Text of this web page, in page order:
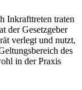
Inkrafttreten traten
der Gesetzgeber
verlegt und nutzt,
des
in der Praxis